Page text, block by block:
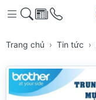
Trang chủ Tin tức